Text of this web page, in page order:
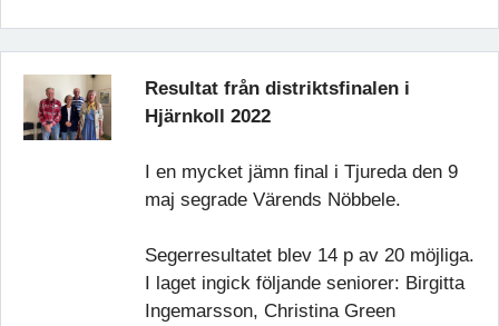
Resultat från distriktsfinalen i
Hjärnkoll 2022
I en mycket jämn final i Tjureda den 9
maj segrade Värends Nöbbele.
Segerresultatet blev 14 p av 20 möjliga.
I laget ingick följande seniorer: Birgitta
Ingemarsson, Christina Green